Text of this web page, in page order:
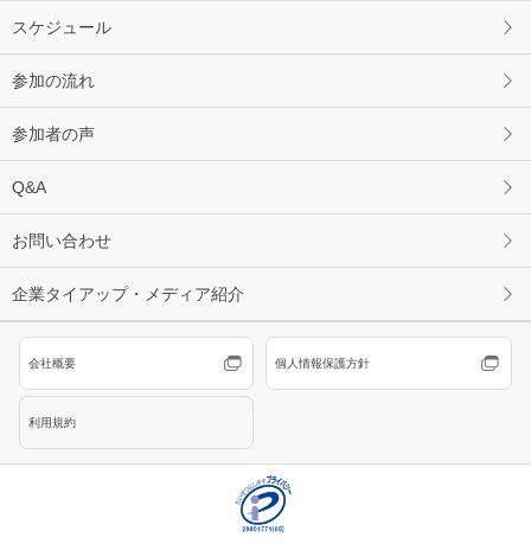
スケジュール
参加の流れ
参加者の声
Q&A
お問い合わせ
企業タイアップ・メディア紹介
会社概要 個人情報保護方針
利用規約